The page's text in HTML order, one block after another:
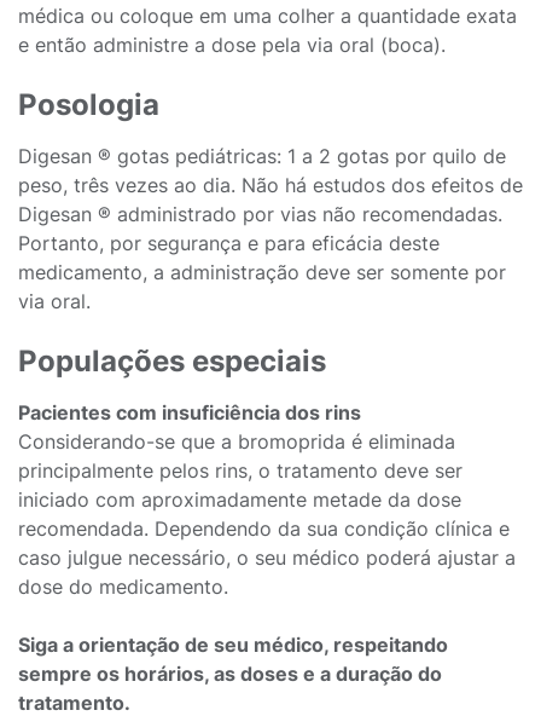
médica ou coloque em uma colher a quantidade exata
e então administre a dose pela via oral (boca).
Posologia
Digesan ® gotas pediátricas: 1 a 2 gotas por quilo de
peso, três vezes ao dia. Não há estudos dos efeitos de
Digesan ® administrado por vias não recomendadas.
Portanto, por segurança e para eficácia deste
medicamento, a administração deve ser somente por
via oral.
Populações especiais
Pacientes com insuficiência dos rins
Considerando-se que a bromoprida é eliminada
principalmente pelos rins, o tratamento deve ser
iniciado com aproximadamente metade da dose
recomendada. Dependendo da sua condição clínica e
caso julgue necessário, o seu médico poderá ajustar a
dose do medicamento.
Siga a orientação de seu médico, respeitando
sempre os horários, as doses e a duração do
tratamento.